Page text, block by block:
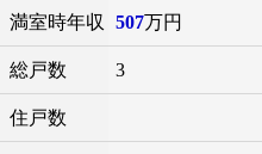
満室時年収 507万円
総戸数 3
住戸数